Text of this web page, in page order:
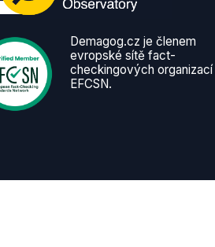
Demagog.cz je členem
evropské sítě fact-
checkingových organizací
EFCSN.